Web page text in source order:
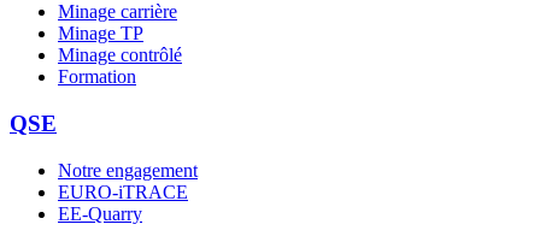
Minage carrière
Minage TP
Minage contrôlé
Formation
QSE
Notre engagement
EURO-iTRACE
EE-Quarry